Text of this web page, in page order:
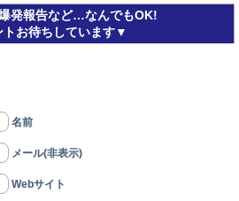
発報告など…なんでもOK!
お待ちしています▼
名前
メール(非表示)
Webサイト